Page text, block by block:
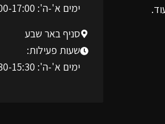
ימים א'-ה': 09:00-17:00
סניף באר שבע
שעות פעילות:
ימים א'-ה': 08:30-15:30